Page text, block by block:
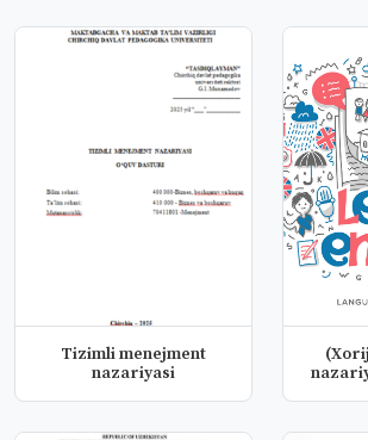
Tizimli menejment
nazariyasi